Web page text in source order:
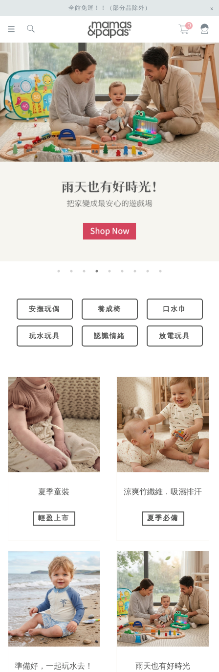
全館免運！！（部分品除外） x
0
安撫玩偶 養成椅 口水巾
玩水玩具 認識情緒 放電玩具
夏季童裝
輕盈上市
涼爽竹纖維．吸濕排汗
夏季必備
準備好，一起玩水去！ 雨天也有好時光